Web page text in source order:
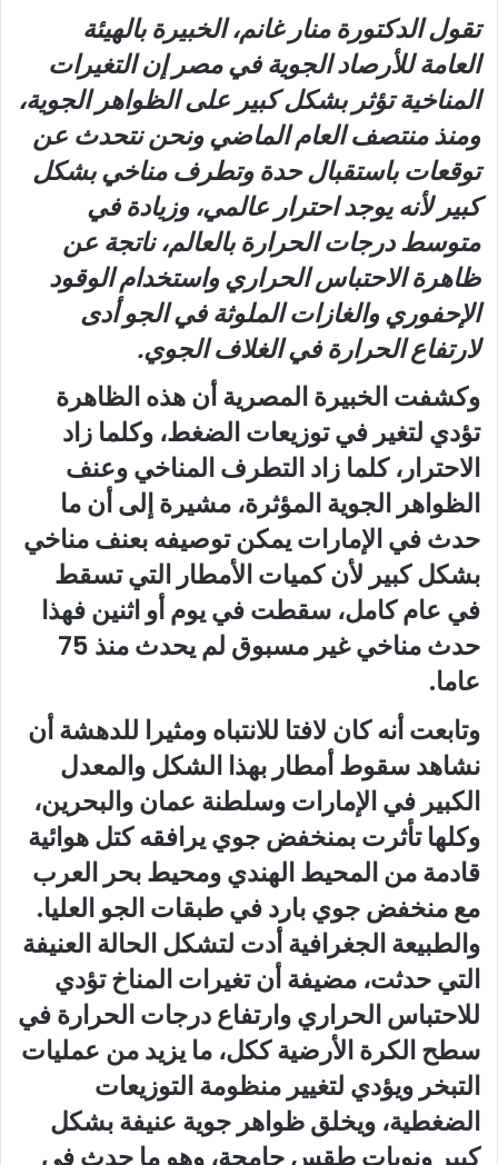
تقول الدكتورة منار غانم، الخبيرة بالهيئة
العامة للأرصاد الجوية في مصر إن التغيرات
المناخية تؤثر بشكل كبير على الظواهر الجوية،
ومنذ منتصف العام الماضي ونحن نتحدث عن
توقعات باستقبال حدة وتطرف مناخي بشكل
كبير لأنه يوجد احترار عالمي، وزيادة في
متوسط درجات الحرارة بالعالم، ناتجة عن
ظاهرة الاحتباس الحراري واستخدام الوقود
الإحفوري والغازات الملوثة في الجو أدى
لارتفاع الحرارة في الغلاف الجوي.
وكشفت الخبيرة المصرية أن هذه الظاهرة
تؤدي لتغير في توزيعات الضغط، وكلما زاد
الاحترار، كلما زاد التطرف المناخي وعنف
الظواهر الجوية المؤثرة، مشيرة إلى أن ما
حدث في الإمارات يمكن توصيفه بعنف مناخي
بشكل كبير لأن كميات الأمطار التي تسقط
في عام كامل، سقطت في يوم أو اثنين فهذا
حدث مناخي غير مسبوق لم يحدث منذ 75
عاما.
وتابعت أنه كان لافتا للانتباه ومثيرا للدهشة أن
نشاهد سقوط أمطار بهذا الشكل والمعدل
الكبير في الإمارات وسلطنة عمان والبحرين،
وكلها تأثرت بمنخفض جوي يرافقه كتل هوائية
قادمة من المحيط الهندي ومحيط بحر العرب
مع منخفض جوي بارد في طبقات الجو العليا.
والطبيعة الجغرافية أدت لتشكل الحالة العنيفة
التي حدثت، مضيفة أن تغيرات المناخ تؤدي
للاحتباس الحراري وارتفاع درجات الحرارة في
سطح الكرة الأرضية ككل، ما يزيد من عمليات
التبخر ويؤدي لتغيير منظومة التوزيعات
الضغطية، ويخلق ظواهر جوية عنيفة بشكل
كبير ونوبات طقس جامحة، وهو ما حدث في